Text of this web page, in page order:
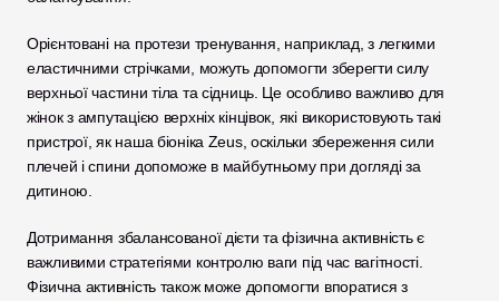
Орієнтовані на протези тренування, наприклад, з легкими
еластичними стрічками, можуть допомогти зберегти силу
верхньої частини тіла та сідниць. Це особливо важливо для
жінок з ампутацією верхніх кінцівок, які використовують такі
пристрої, як наша біоніка Zeus, оскільки збереження сили
плечей і спини допоможе в майбутньому при догляді за
дитиною.
Дотримання збалансованої дієти та фізична активність є
важливими стратегіями контролю ваги під час вагітності.
Фізична активність також може допомогти впоратися з